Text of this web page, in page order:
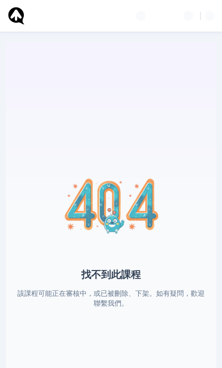
找不到此課程
該課程可能正在審核中，或已被刪除、下架。如有疑問，歡迎
聯繫我們。